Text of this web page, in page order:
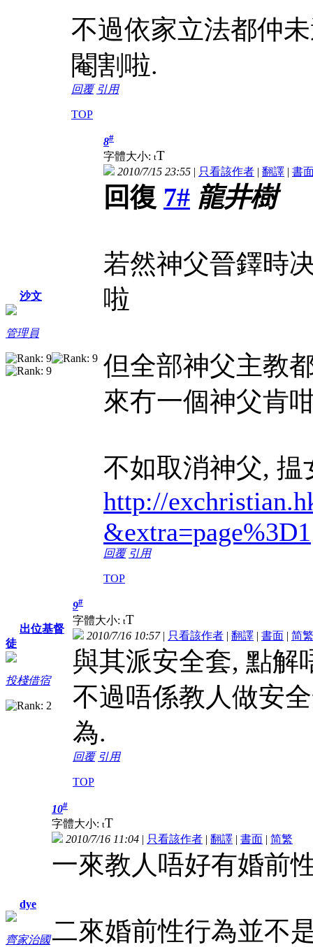
不過依家立法都仲
閹割啦.
回覆 引用
TOP
沙文
管理員
8#
字體大小: tT
2010/7/15 23:55 | 只看該作者 | 翻譯 | 書
回復 7# 龍井樹
若然神父晉鐸時
啦
但全部神父主教
來冇一個神父肯
不如取消神父,
http://
&extra=page%3D1
回覆 引用
TOP
出位基督
徒
投棧借宿
9#
字體大小: tT
2010/7/16 10:57| 只看該作者 | 翻譯 | 書面 | 简繁
與其派安全套, 點解
不過唔係教人做安
為.
回覆 引用
TOP
dye
齊家治國
10#
字體大小: tT
2010/7/16 11:04 | 只看該作者 | 翻譯 | 書面 | 简繁
一來教人唔好有婚前
二來婚前性行為並不